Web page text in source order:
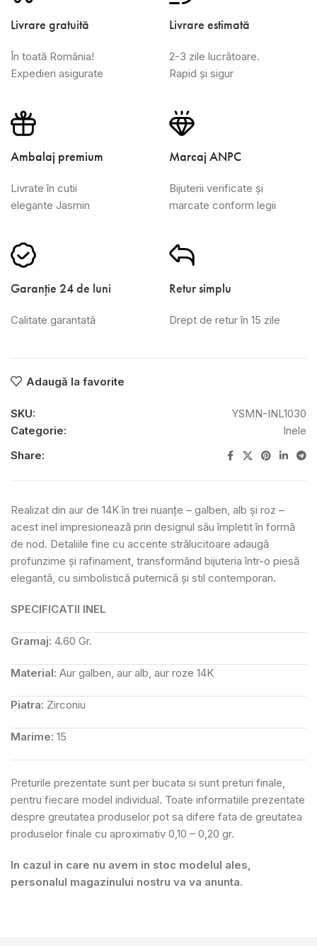
Livrare gratuită
În toată România!
Expedieri asigurate
Livrare estimată
2-3 zile lucrătoare.
Rapid și sigur
Ambalaj premium
Livrate în cutii
elegante Jasmin
Marcaj ANPC
Bijuterii verificate și
marcate conform legii
Garanție 24 de luni
Calitate garantată
Retur simplu
Drept de retur în 15 zile
Adaugă la favorite
SKU:
YSMN-INL1030
Categorie:
Inele
Share:
Realizat din aur de 14K în trei nuanțe – galben, alb și roz –
acest inel impresionează prin designul său împletit în formă
de nod. Detaliile fine cu accente strălucitoare adaugă
profunzime și rafinament, transformând bijuteria într-o piesă
elegantă, cu simbolistică puternică și stil contemporan.
SPECIFICATII INEL
Gramaj: 4.60 Gr.
Material: Aur galben, aur alb, aur roze 14K
Piatra: Zirconiu
Marime: 15
Preturile prezentate sunt per bucata si sunt preturi finale,
pentru fiecare model individual. Toate informatiile prezentate
despre greutatea produselor pot sa difere fata de greutatea
produselor finale cu aproximativ 0,10 – 0,20 gr.
In cazul in care nu avem in stoc modelul ales,
personalul magazinului nostru va va anunta.